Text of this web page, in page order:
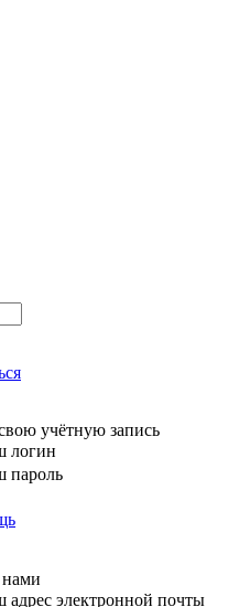
учётную запись
логин
пароль
нами
адрес электронной почты